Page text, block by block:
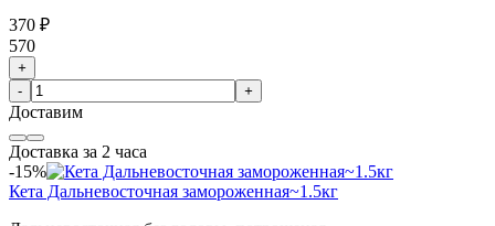
370 ₽
570
+
-
+
Доставим
Доставка за 2 часа
-15%
Кета Дальневосточная замороженная~1.5кг